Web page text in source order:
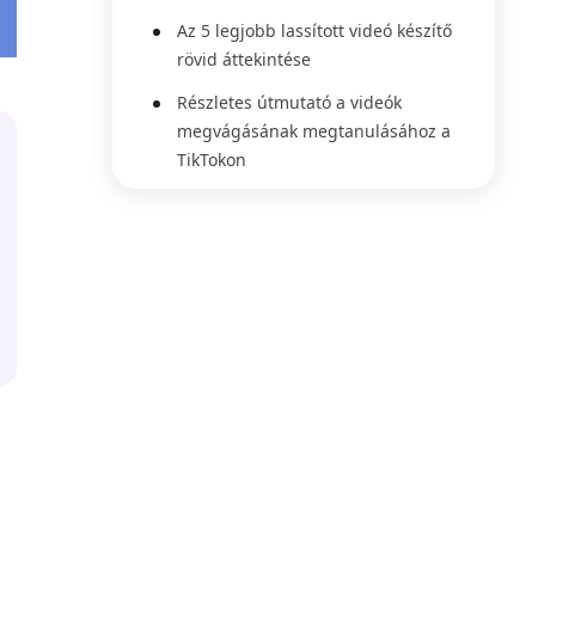
Az 5 legjobb lassított videó készítő
rövid áttekintése
Részletes útmutató a videók
megvágásának megtanulásához a
TikTokon